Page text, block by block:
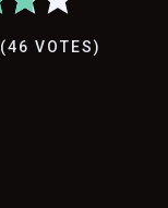
(46 VOTES)